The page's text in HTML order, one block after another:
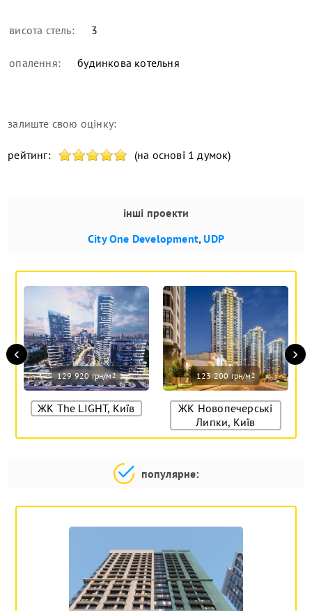
висота стель: 3
опалення: будинкова котельня
залиште свою оцінку:
рейтинг: (на основі 1 думок)
інші проекти
City One Development,UDP
129 920 грн/м2
ЖК The LIGHT, Київ
123 200 грн/м2
ЖК Новопечерські
Липки, Київ
‹ ›
популярне: